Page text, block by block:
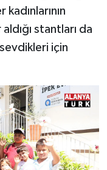
stantları da
için